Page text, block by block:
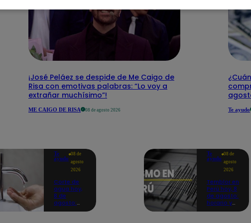
¡José Peláez se despide de Me Caigo de
Risa con emotivas palabras: “Lo voy a
extrañar muchísimo”!
ME CAIGO DE RISA 08 de agosto 2026 Te ayudo
Te
ayudo
08 de
agosto
2026
Corte de
agua hoy,
8 de
agosto:
Te
ayudo
08 de
agosto
2026
Temblor en
Perú hoy, 8
de agosto:
horario y